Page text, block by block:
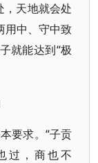
，天地就会处
用中、守中致
就能达到“极
要求。“子贡
过，商也不